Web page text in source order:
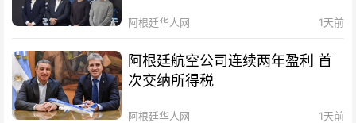
阿根廷华人网 1天前
阿根廷航空公司连续两年盈利 首
次交纳所得税
阿根廷华人网 1天前